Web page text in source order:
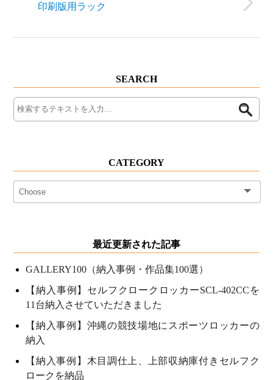
印刷版用ラック
SEARCH
CATEGORY
最近更新された記事
GALLERY100（納入事例・作品集100選）
【納入事例】セルフクロークロッカーSCL-402CCを
11台納入させていただきました
【納入事例】沖縄の競技場地にスポーツロッカーの
納入
【納入事例】木目調仕上、上部収納庫付きセルフク
ロークを納品